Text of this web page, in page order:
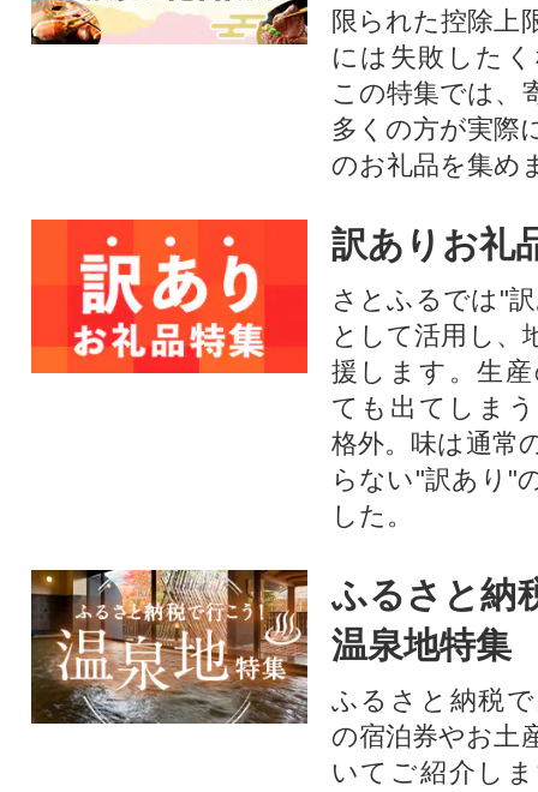
限られた控除上
には失敗した
この特集では、
多くの方が実際
のお礼品を集め
訳ありお礼
さとふるでは"
として活用し、
援します。⽣
ても出てしま
格外。味は通常
らない"訳あり"
した。
ふるさと納
温泉地特集
ふるさと納税
の宿泊券やお土
いてご紹介し